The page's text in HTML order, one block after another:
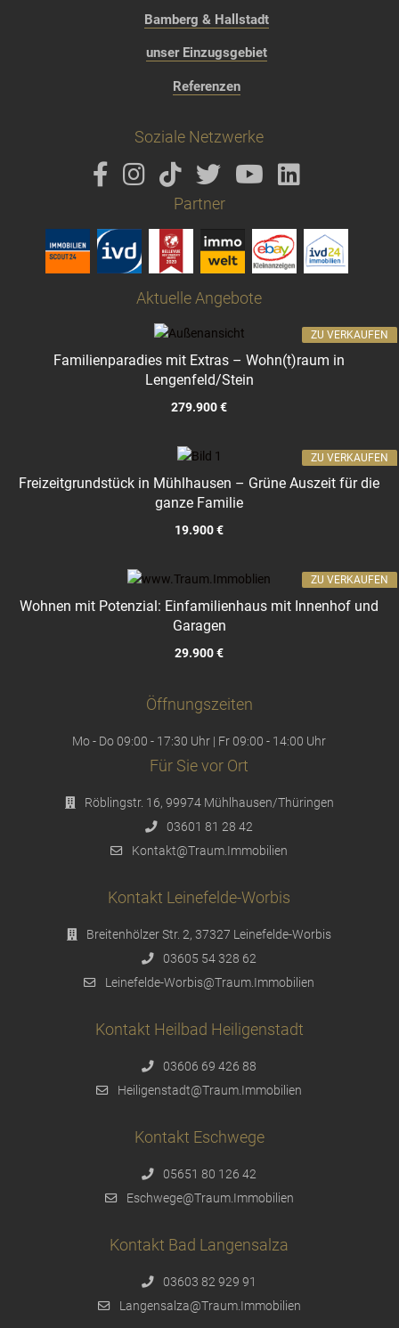
Bamberg & Hallstadt
unser Einzugsgebiet
Referenzen
Soziale Netzwerke
Partner
Aktuelle Angebote
Familienparadies mit Extras – Wohn(t)raum in
Lengenfeld/Stein
279.900 €
ZU VERKAUFEN
Freizeitgrundstück in Mühlhausen – Grüne Auszeit für die
ganze Familie
19.900 €
ZU VERKAUFEN
Wohnen mit Potenzial: Einfamilienhaus mit Innenhof und
Garagen
29.900 €
ZU VERKAUFEN
Öffnungszeiten
Mo - Do 09:00 - 17:30 Uhr | Fr 09:00 - 14:00 Uhr
Für Sie vor Ort
Röblingstr. 16, 99974 Mühlhausen/Thüringen
03601 81 28 42
Kontakt@Traum.Immobilien
Kontakt Leinefelde-Worbis
Breitenhölzer Str. 2, 37327 Leinefelde-Worbis
03605 54 328 62
Leinefelde-Worbis@Traum.Immobilien
Kontakt Heilbad Heiligenstadt
03606 69 426 88
Heiligenstadt@Traum.Immobilien
Kontakt Eschwege
05651 80 126 42
Eschwege@Traum.Immobilien
Kontakt Bad Langensalza
03603 82 929 91
Langensalza@Traum.Immobilien